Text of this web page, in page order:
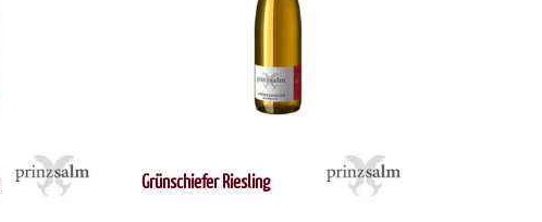
Grünschiefer Riesling